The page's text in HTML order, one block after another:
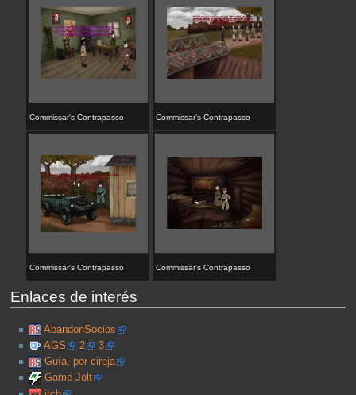
Commissar's Contrapasso Commissar's Contrapasso
Commissar's Contrapasso Commissar's Contrapasso
Enlaces de interés
AbandonSocios
AGS
2
3
Guía, por cireja
Game Jolt